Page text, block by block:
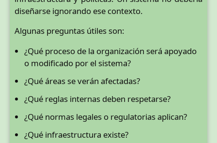
diseñarse ignorando ese contexto.
Algunas preguntas útiles son:
¿Qué proceso de la organización será apoyado
o modificado por el sistema?
¿Qué áreas se verán afectadas?
¿Qué reglas internas deben respetarse?
¿Qué normas legales o regulatorias aplican?
¿Qué infraestructura existe?